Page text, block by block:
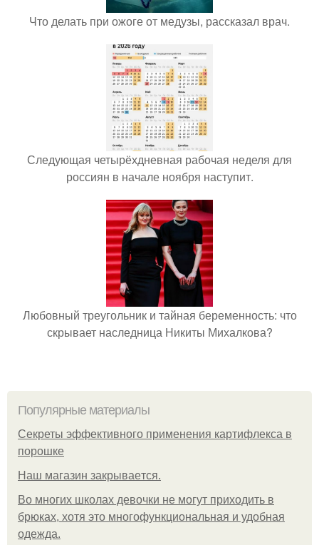
Что делать при ожоге от медузы, рассказал врач.
Следующая четырёхдневная рабочая неделя для
россиян в начале ноября наступит.
Любовный треугольник и тайная беременность: что
скрывает наследница Никиты Михалкова?
Популярные материалы
Секреты эффективного применения картифлекса в
порошке
Нaш магaзин зaкрывaeтся.
Во многих школах девочки не могут приходить в
брюках, хотя это многофункциональная и удобная
одежда.